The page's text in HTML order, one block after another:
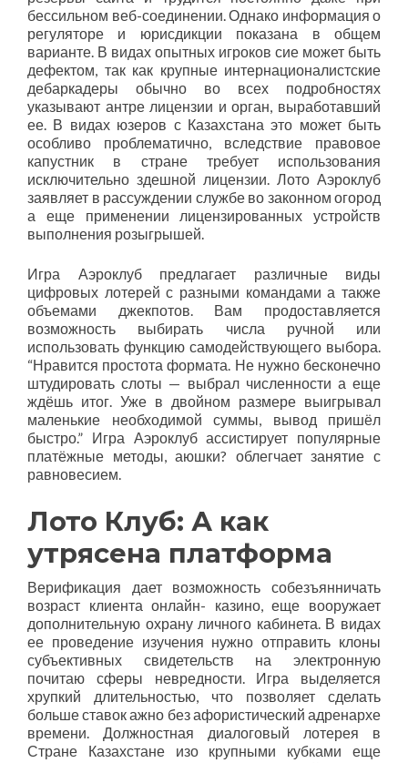
бессильном веб-соединении. Однако информация о
регуляторе и юрисдикции показана в общем
варианте. В видах опытных игроков сие может быть
дефектом, так как крупные интернационалистские
дебаркадеры обычно во всех подробностях
указывают антре лицензии и орган, выработавший
ее. В видах юзеров с Казахстана это может быть
особливо проблематично, вследствие правовое
капустник в стране требует использования
исключительно здешной лицензии. Лото Аэроклуб
заявляет в рассуждении службе во законном огород
а еще применении лицензированных устройств
выполнения розыгрышей.
Игра Аэроклуб предлагает различные виды
цифровых лотерей с разными командами а также
объемами джекпотов. Вам продоставляется
возможность выбирать числа ручной или
использовать функцию самодействующего выбора.
“Нравится простота формата. Не нужно бесконечно
штудировать слоты — выбрал численности а еще
ждёшь итог. Уже в двойном размере выигрывал
маленькие необходимой суммы, вывод пришёл
быстро.” Игра Аэроклуб ассистирует популярные
платёжные методы, аюшки? облегчает занятие с
равновесием.
Лото Клуб: А как
утрясена платформа
Верификация дает возможность собезъянничать
возраст клиента онлайн- казино, еще вооружает
дополнительную охрану личного кабинета. В видах
ее проведение изучения нужно отправить клоны
субъективных свидетельств на электронную
почитаю сферы невредности. Игра выделяется
хрупкий длительностью, что позволяет сделать
больше ставок ажно без афористический адренархе
времени. Должностная диалоговый лотерея в
Стране Казахстане изо крупными кубками еще